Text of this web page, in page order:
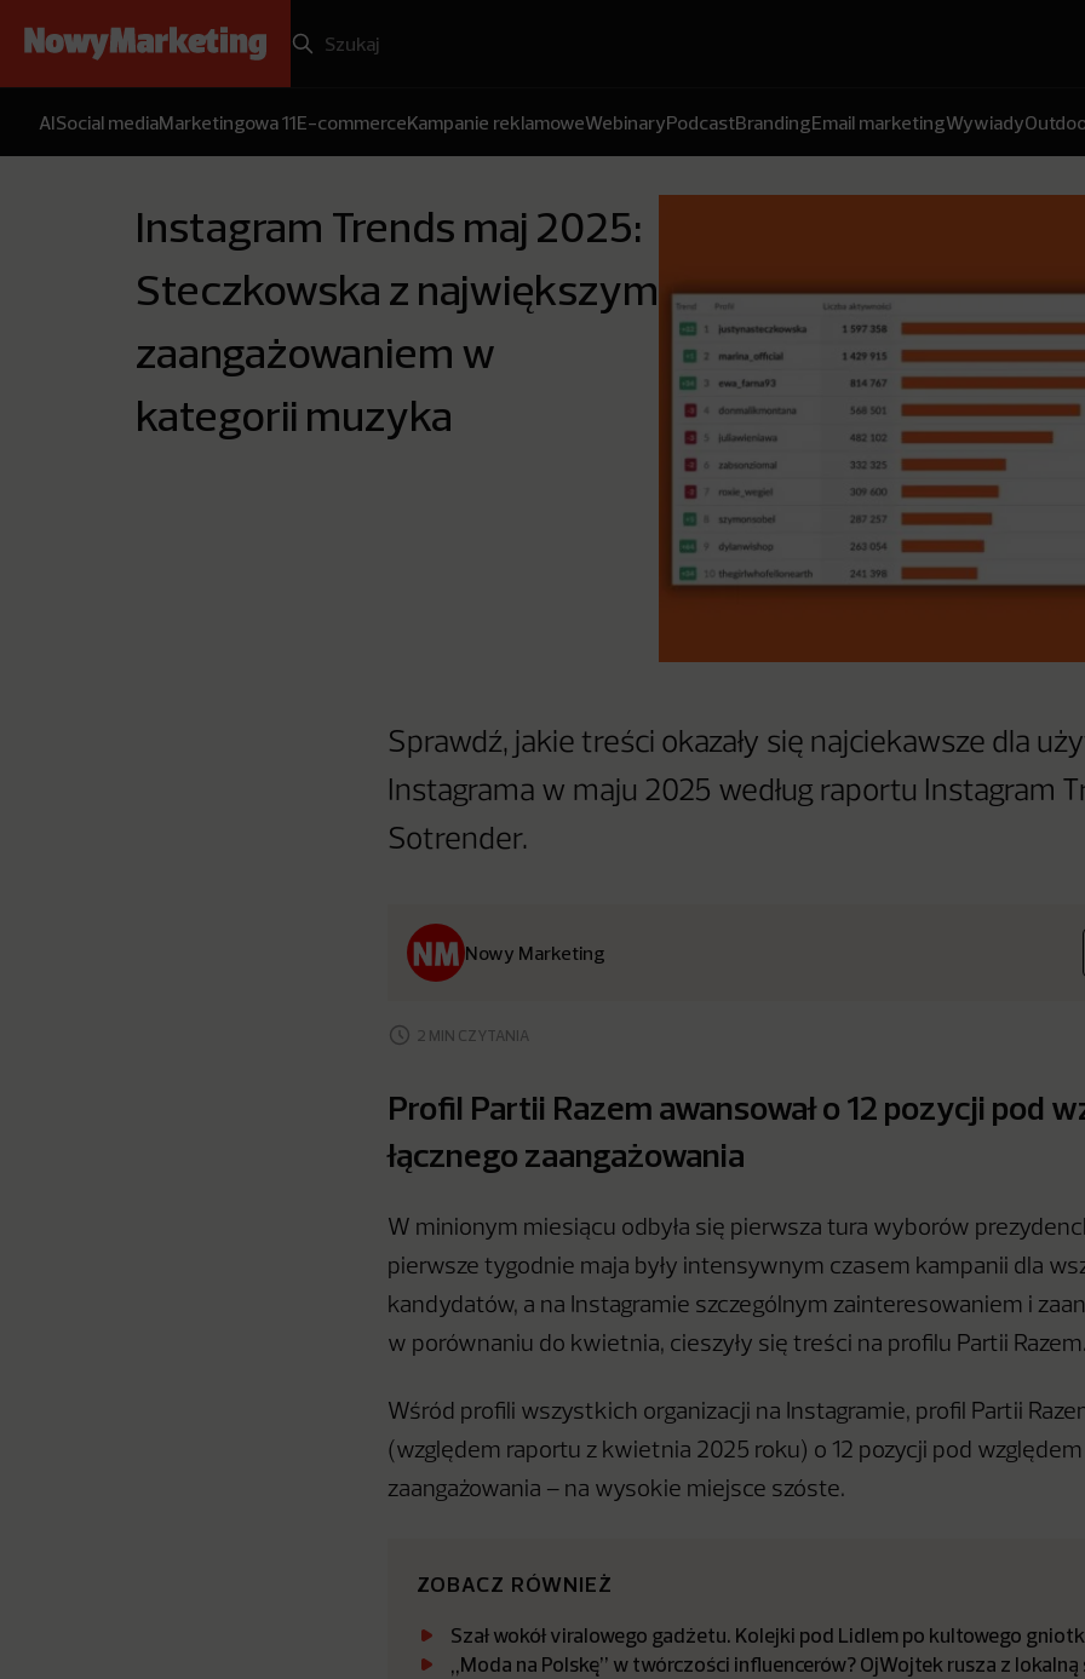
AISocial mediaMarketingowa 11E-commerceKampanie reklamoweWebinaryPodcastBrandingEmail marketingWywiady
Instagram Trends maj 2025:
Steczkowska z największym
zaangażowaniem w
kategorii muzyka
Sprawdź, jakie treści okazały się najciekawsze dla
Instagrama w maju 2025 według raportu Instagram
Sotrender.
Nowy Marketing
2 MIN CZYTANIA
Profil Partii Razem awansował o 12 pozycji pod
łącznego zaangażowania
W minionym miesiącu odbyła się pierwsza tura wyborów
pierwsze tygodnie maja były intensywnym czasem kampanii dla
kandydatów, a na Instagramie szczególnym zainteresowaniem i
w porównaniu do kwietnia, cieszyły się treści na profilu Partii
Wśród profili wszystkich organizacji na Instagramie, profil Partii
(względem raportu z kwietnia 2025 roku) o 12 pozycji pod względem
zaangażowania – na wysokie miejsce szóste.
ZOBACZ RÓWNIEŻ
Szał wokół viralowego gadżetu. Kolejki pod Lidlem po kultowego
„Moda na Polskę” w twórczości influencerów? OjWojtek rusza z lokalną